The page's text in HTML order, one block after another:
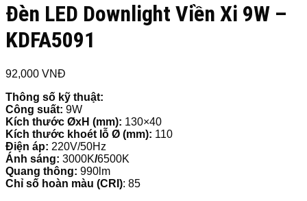
Đèn LED Downlight Viền Xi 9W –
KDFA5091
92,000 VNĐ
Thông số kỹ thuật:
Công suất: 9W
Kích thước ØxH (mm): 130×40
Kích thước khoét lỗ Ø (mm): 110
Điện áp: 220V/50Hz
Ánh sáng: 3000K/6500K
Quang thông: 990lm
Chỉ số hoàn màu (CRI): 85